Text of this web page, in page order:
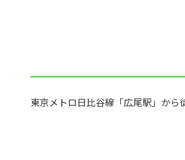
東京メトロ日比谷線「広尾駅」から